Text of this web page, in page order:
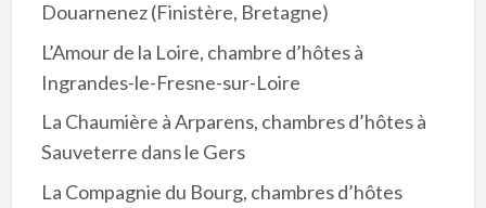
Douarnenez (Finistère, Bretagne)
L’Amour de la Loire, chambre d’hôtes à
Ingrandes-le-Fresne-sur-Loire
La Chaumière à Arparens, chambres d’hôtes à
Sauveterre dans le Gers
La Compagnie du Bourg, chambres d’hôtes